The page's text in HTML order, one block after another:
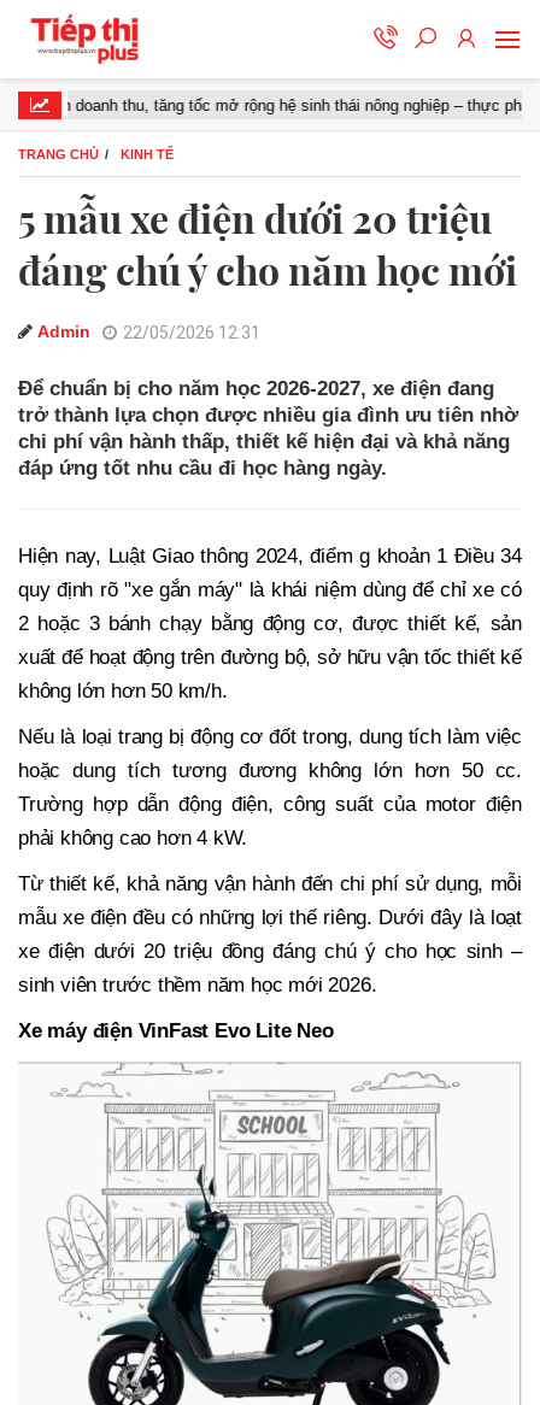
thu, tăng tốc mở rộng hệ sinh thái nông nghiệp – thực phẩm
TRANG CHỦ KINH TẾ
5 mẫu xe điện dưới 20 triệu
đáng chú ý cho năm học mới
Admin 22/05/2026 12:31
Để chuẩn bị cho năm học 2026-2027, xe điện đang
trở thành lựa chọn được nhiều gia đình ưu tiên nhờ
chi phí vận hành thấp, thiết kế hiện đại và khả năng
đáp ứng tốt nhu cầu đi học hàng ngày.
Hiện nay, Luật Giao thông 2024, điểm g khoản 1 Điều 34
quy định rõ "xe gắn máy" là khái niệm dùng để chỉ xe có
2 hoặc 3 bánh chạy bằng động cơ, được thiết kế, sản
xuất để hoạt động trên đường bộ, sở hữu vận tốc thiết kế
không lớn hơn 50 km/h.
Nếu là loại trang bị động cơ đốt trong, dung tích làm việc
hoặc dung tích tương đương không lớn hơn 50 cc.
Trường hợp dẫn động điện, công suất của motor điện
phải không cao hơn 4 kW.
Từ thiết kế, khả năng vận hành đến chi phí sử dụng, mỗi
mẫu xe điện đều có những lợi thế riêng. Dưới đây là loạt
xe điện dưới 20 triệu đồng đáng chú ý cho học sinh –
sinh viên trước thềm năm học mới 2026.
Xe máy điện VinFast Evo Lite Neo